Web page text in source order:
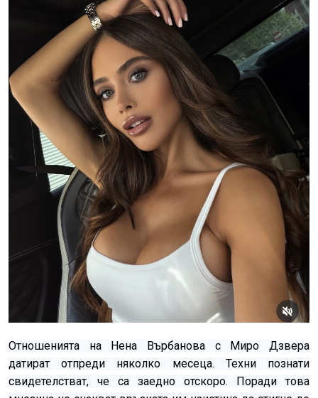
Отношенията на Нена Върбанова с Миро Дзвера
датират отпреди няколко месеца. Техни познати
свидетелстват, че са заедно отскоро. Поради това